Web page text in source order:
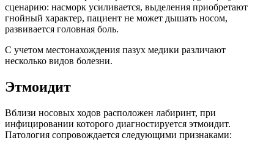
сценарию: насморк усиливается, выделения приобретают
гнойный характер, пациент не может дышать носом,
развивается головная боль.
С учетом местонахождения пазух медики различают
несколько видов болезни.
Этмоидит
Вблизи носовых ходов расположен лабиринт, при
инфицировании которого диагностируется этмоидит.
Патология сопровождается следующими признаками: